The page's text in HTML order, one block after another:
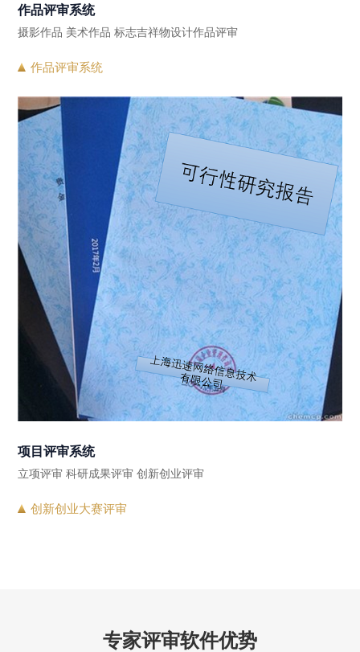
作品评审系统
摄影作品 美术作品 标志吉祥物设计作品评审
作品评审系统
项目评审系统
立项评审 科研成果评审 创新创业评审
创新创业大赛评审
专家评审软件优势